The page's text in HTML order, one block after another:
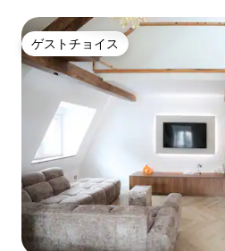
ゲストチョイス
ゲストチョイス